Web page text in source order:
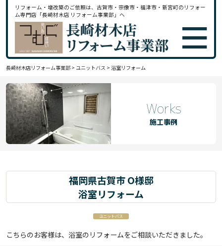
リフォーム・増改築のご依頼は、古賀市・宗像市・福津市・新宮町のリフォー
ム専門店「長崎材木店 リフォーム事業部」へ
長崎材木店リフォーム事業部 > ユニットバス > 浴室リフォーム
Works
施工事例
福岡県古賀市 O様邸
浴室リフォーム
ユニットバス
こちらのお客様は、浴室のリフォームをご相談いただきました。